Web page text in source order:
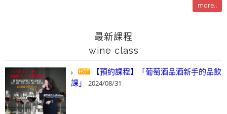
more..
最新課程
wine class
【預約課程】「葡萄酒品酒新手的品飲
課」
2024/08/31